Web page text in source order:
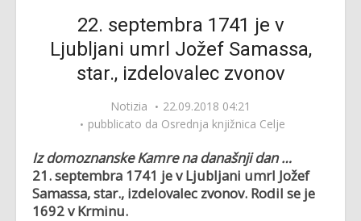
22. septembra 1741 je v
Ljubljani umrl Jožef Samassa,
star., izdelovalec zvonov
Notizia
22.09.2018 04:21
pubblicato da Osrednja knjižnica Celje
Iz domoznanske Kamre na današnji dan …
21. septembra 1741 je v Ljubljani umrl Jožef
Samassa, star., izdelovalec zvonov. Rodil se je
1692 v Krminu.